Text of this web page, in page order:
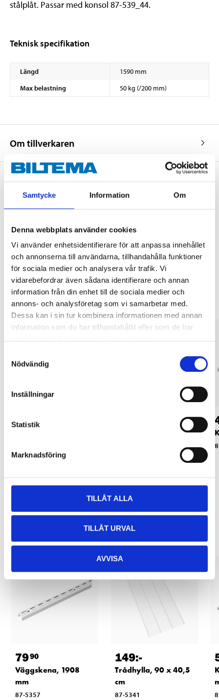
Samtycke Information Om
Denna webbplats använder cookies
Vi använder enhetsidentifierare för att anpassa innehållet
och annonserna till användarna, tillhandahålla funktioner
för sociala medier och analysera vår trafik. Vi
vidarebefordrar även sådana identifierare och annan
information från din enhet till de sociala medier och
annons- och analysföretag som vi samarbetar med.
Dessa kan i sin tur kombinera informationen med annan
information som du har tillhandahållit eller som de har
Nödvändig
Inställningar
Statistik
Marknadsföring
TILLÅT ALLA
TILLÅT URVAL
AVVISA
stålplåt. Passar med konsol 87-539_44.
Teknisk specifikation
Längd
1590 mm
Max belastning
50 kg (/200 mm)
Om tillverkaren
Köp & Hämta
Andra kunder köpte också
29
Relaterade produkter
7990
Väggskena, 1908
mm
87-5357
149:-
Trådhylla, 90 x 40,5
cm
87-5341